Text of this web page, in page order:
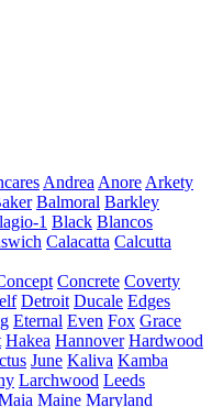
Andrea Anore Arkety
Balmoral Barkley
1 Black Blancos
Calacatta Calcutta
Concrete Coverty
Detroit Ducale Edges
Eternal Even Fox Grace
Hakea Hannover Hardwood
June Kaliva Kamba
Larchwood Leeds
Maine Maryland